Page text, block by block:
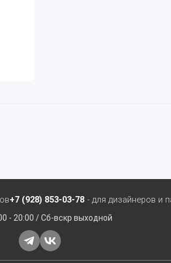
+7 (928) 853-03-78 - для дизайнеров и
- 20:00 / Сб-вскр выходной